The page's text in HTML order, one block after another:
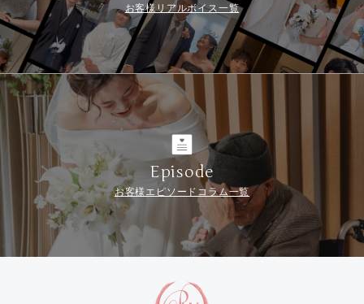
お客様リアルボイス一覧
Episode
お客様エピソードコラム一覧